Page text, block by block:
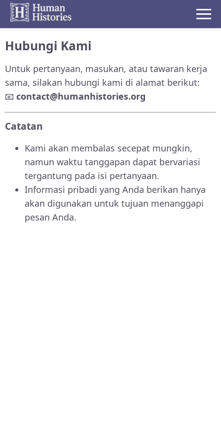
Hubungi Kami
Untuk pertanyaan, masukan, atau tawaran kerja
sama, silakan hubungi kami di alamat berikut:
📧 contact@humanhistories.org
Catatan
Kami akan membalas secepat mungkin,
namun waktu tanggapan dapat bervariasi
tergantung pada isi pertanyaan.
Informasi pribadi yang Anda berikan hanya
akan digunakan untuk tujuan menanggapi
pesan Anda.